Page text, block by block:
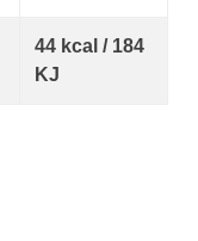
44 kcal / 184
KJ